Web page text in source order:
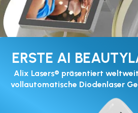
ERSTE AI
Alix Lasers® präsentiert
vollautomatische Diodenlaser